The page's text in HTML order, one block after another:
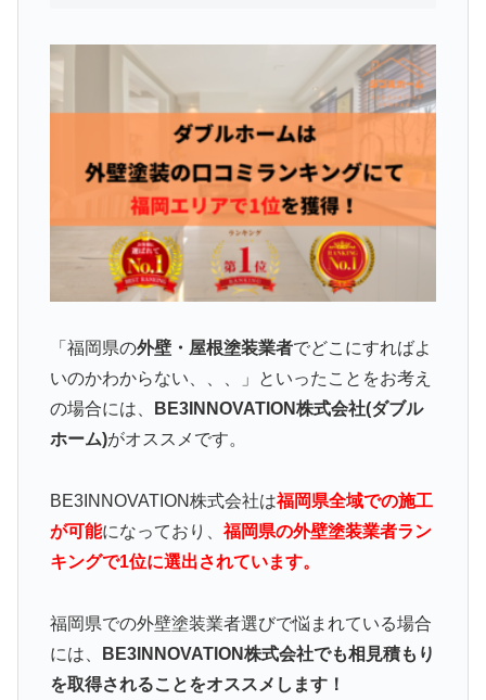
「福岡県の外壁・屋根塗装業者でどこにすればよ
いのかわからない、、、」といったことをお考え
の場合には、
BE3INNOVATION株式会社(ダブル
ホーム)がオススメです。
BE3INNOVATION株式会社は福岡県全域での施工
が可能になっており、福岡県の外壁塗装業者ラン
キングで1位に選出されています。
福岡県での外壁塗装業者選びで悩まれている場合
には、
BE3INNOVATION株式会社でも相見積もり
を取得されることをオススメします！